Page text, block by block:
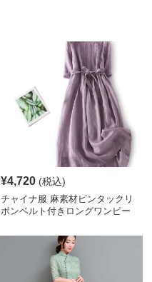
¥4,720 (税込)
チャイナ服 麻素材ピンタックリ
ボンベルト付きロングワンピー